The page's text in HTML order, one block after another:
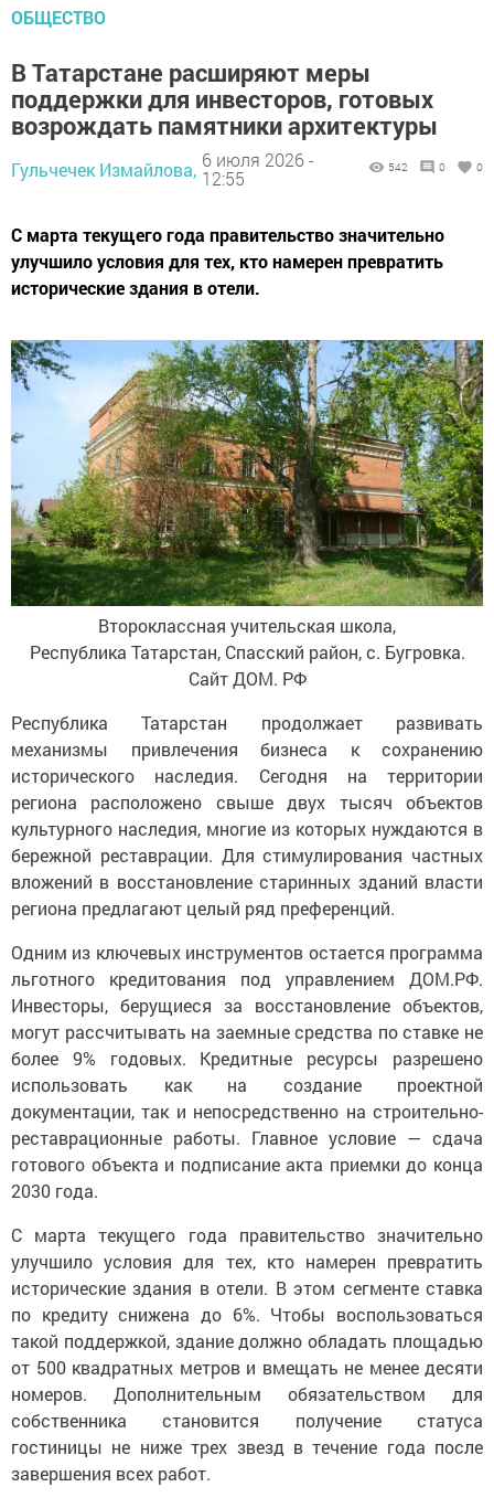
ОБЩЕСТВО
В Татарстане расширяют меры
поддержки для инвесторов, готовых
возрождать памятники архитектуры
Гульчечек Измайлова, 6 июля 2026 -
12:55
542 0 0
С марта текущего года правительство значительно
улучшило условия для тех, кто намерен превратить
исторические здания в отели.
Второклассная учительская школа,
Республика Татарстан, Спасский район, с. Бугровка.
Сайт ДОМ. РФ
Республика Татарстан продолжает развивать
механизмы привлечения бизнеса к сохранению
исторического наследия. Сегодня на территории
региона расположено свыше двух тысяч объектов
культурного наследия, многие из которых нуждаются в
бережной реставрации. Для стимулирования частных
вложений в восстановление старинных зданий власти
региона предлагают целый ряд преференций.
Одним из ключевых инструментов остается программа
льготного кредитования под управлением ДОМ.РФ.
Инвесторы, берущиеся за восстановление объектов,
могут рассчитывать на заемные средства по ставке не
более 9% годовых. Кредитные ресурсы разрешено
использовать как на создание проектной
документации, так и непосредственно на строительно-
реставрационные работы. Главное условие — сдача
готового объекта и подписание акта приемки до конца
2030 года.
С марта текущего года правительство значительно
улучшило условия для тех, кто намерен превратить
исторические здания в отели. В этом сегменте ставка
по кредиту снижена до 6%. Чтобы воспользоваться
такой поддержкой, здание должно обладать площадью
от 500 квадратных метров и вмещать не менее десяти
номеров. Дополнительным обязательством для
собственника становится получение статуса
гостиницы не ниже трех звезд в течение года после
завершения всех работ.